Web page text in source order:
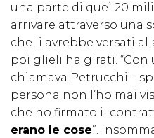
una parte di quei 20
arrivare attraverso una
che li avrebbe versati
poi glieli ha girati. “Con
chiamava Petrucchi –
persona non l’ho mai
che ho firmato il
erano le cose”.